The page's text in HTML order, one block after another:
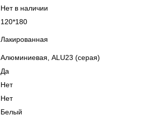
Нет в наличии
120*180
Лакированная
Алюминиевая, ALU23 (серая)
Да
Нет
Нет
Белый